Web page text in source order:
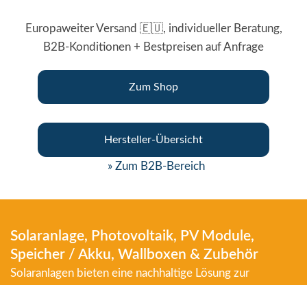
Europaweiter Versand 🇪🇺, individueller Beratung,
B2B-Konditionen + Bestpreisen auf Anfrage
Zum Shop
Hersteller-Übersicht
» Zum B2B-Bereich
Solaranlage, Photovoltaik, PV Module,
Speicher / Akku, Wallboxen & Zubehör
Solaranlagen bieten eine nachhaltige Lösung zur